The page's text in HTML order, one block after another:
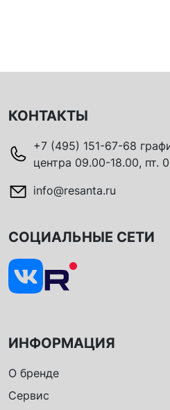
КОНТАКТЫ
+7 (495) 151-67-68
центра 09.00-18.00, пт.
info@resanta.ru
ИНФОРМАЦИЯ
О бренде
Сервис
СОЦИАЛЬНЫЕ СЕТИ